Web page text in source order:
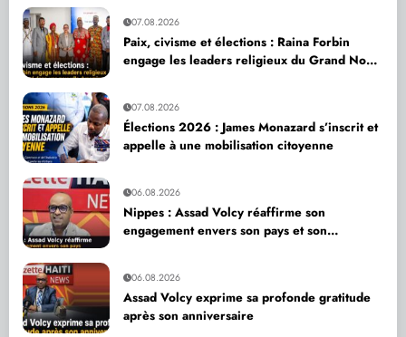
07.08.2026
Paix, civisme et élections : Raina Forbin
engage les leaders religieux du Grand Nord
07.08.2026
Élections 2026 : James Monazard s’inscrit et
appelle à une mobilisation citoyenne
06.08.2026
Nippes : Assad Volcy réaffirme son
engagement envers son pays et son
06.08.2026
Assad Volcy exprime sa profonde gratitude
après son anniversaire